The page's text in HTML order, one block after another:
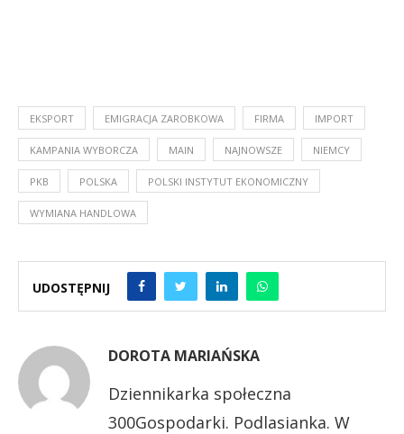
EKSPORT EMIGRACJA ZAROBKOWA FIRMA IMPORT
KAMPANIA WYBORCZA MAIN NAJNOWSZE NIEMCY
PKB POLSKA POLSKI INSTYTUT EKONOMICZNY
WYMIANA HANDLOWA
UDOSTĘPNIJ
DOROTA MARIAŃSKA
Dziennikarka społeczna
300Gospodarki. Podlasianka. W